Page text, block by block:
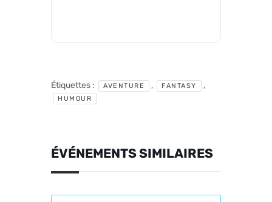
Étiquettes : AVENTURE , FANTASY ,
HUMOUR
ÉVÉNEMENTS SIMILAIRES